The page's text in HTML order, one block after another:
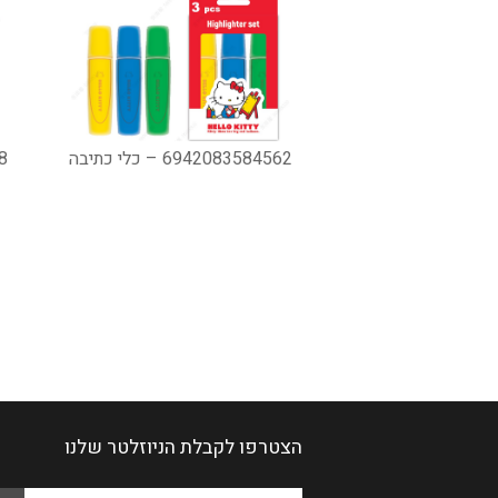
6942083584562 – כלי כתיבה
הצטרפו לקבלת הניוזלטר שלנו
Please